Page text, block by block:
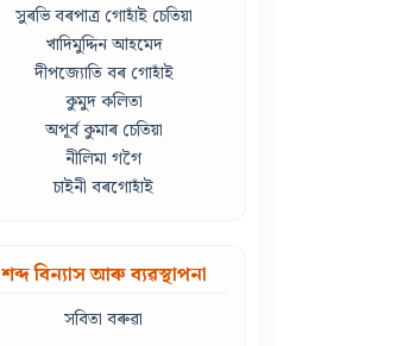
সুৰভি বৰপাত্ৰ গোহাঁই চেতিয়া
খাদিমুদ্দিন আহমেদ
দীপজ্যোতি বৰ গোহাঁই
কুমুদ কলিতা
অপূৰ্ব কুমাৰ চেতিয়া
নীলিমা গগৈ
চাইনী বৰগোহাঁই
শব্দ বিন্যাস আৰু ব্যৱস্থাপনা
সবিতা বৰুৱা